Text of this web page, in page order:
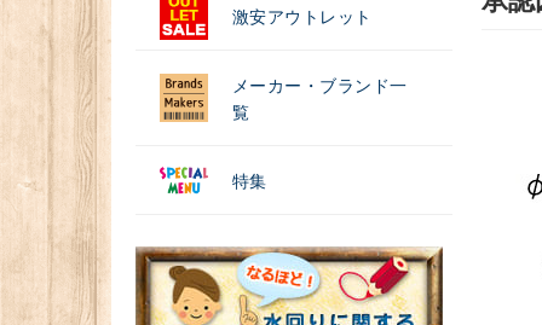
激安アウトレット
メーカー・ブランド一
覧
特集